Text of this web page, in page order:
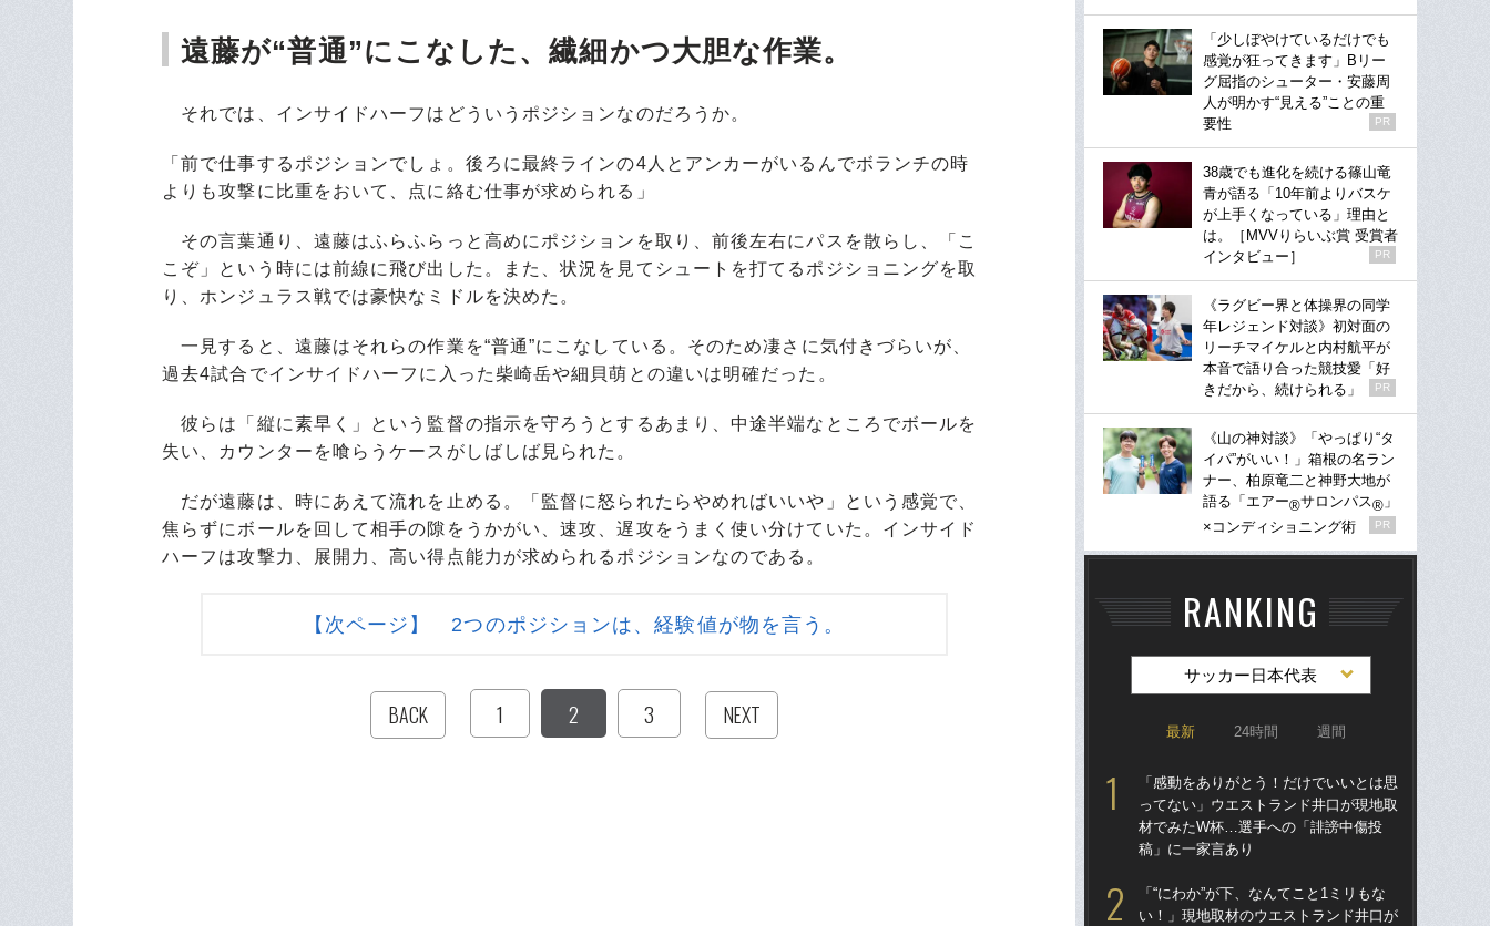
遠藤が“普通”にこなした、繊細かつ大胆な作業。
それでは、インサイドハーフはどういうポジションなのだろうか。
「前で仕事するポジションでしょ。後ろに最終ラインの4人とアンカーがいるんでボランチの時
よりも攻撃に比重をおいて、点に絡む仕事が求められる」
その言葉通り、遠藤はふらふらっと高めにポジションを取り、前後左右にパスを散らし、「こ
こぞ」という時には前線に飛び出した。また、状況を見てシュートを打てるポジショニングを取
り、ホンジュラス戦では豪快なミドルを決めた。
一見すると、遠藤はそれらの作業を“普通”にこなしている。そのため凄さに気付きづらいが、
過去4試合でインサイドハーフに入った柴崎岳や細貝萌との違いは明確だった。
彼らは「縦に素早く」という監督の指示を守ろうとするあまり、中途半端なところでボールを
失い、カウンターを喰らうケースがしばしば見られた。
だが遠藤は、時にあえて流れを止める。「監督に怒られたらやめればいいや」という感覚で、
焦らずにボールを回して相手の隙をうかがい、速攻、遅攻をうまく使い分けていた。インサイド
ハーフは攻撃力、展開力、高い得点能力が求められるポジションなのである。
【次ページ】 2つのポジションは、経験値が物を言う。
BACK 1 2 3 NEXT
「少しぼやけているだけでも
感覚が狂ってきます」Bリー
グ屈指のシューター・安藤周
人が明かす“見える”ことの重
要性
PR
38歳でも進化を続ける篠山竜
青が語る「10年前よりバスケ
が上手くなっている」理由と
は。［MVVりらいぶ賞 受賞者
インタビュー］
PR
《ラグビー界と体操界の同学
年レジェンド対談》初対面の
リーチマイケルと内村航平が
本音で語り合った競技愛「好
きだから、続けられる」
PR
《山の神対談》「やっぱり“タ
イパ”がいい！」箱根の名ラン
ナー、柏原竜二と神野大地が
語る「エアー®サロンパス® 」
×コンディショニング術
PR
RANKING
サッカー日本代表
最新 24時間 週間
「感動をありがとう！だけでいいとは思
ってない」ウエストランド井口が現地取
材でみたW杯…選手への「誹謗中傷投
稿」に一家言あり
「“にわか”が下、なんてこと1ミリもな
い！」現地取材のウエストランド井口が